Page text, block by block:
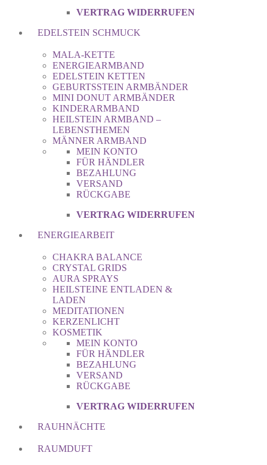
VERTRAG WIDERRUFEN
EDELSTEIN SCHMUCK
MALA-KETTE
ENERGIEARMBAND
EDELSTEIN KETTEN
GEBURTSSTEIN ARMBÄNDER
MINI DONUT ARMBÄNDER
KINDERARMBAND
HEILSTEIN ARMBAND –
LEBENSTHEMEN
MÄNNER ARMBAND
MEIN KONTO
FÜR HÄNDLER
BEZAHLUNG
VERSAND
RÜCKGABE
VERTRAG WIDERRUFEN
ENERGIEARBEIT
CHAKRA BALANCE
CRYSTAL GRIDS
AURA SPRAYS
HEILSTEINE ENTLADEN &
LADEN
MEDITATIONEN
KERZENLICHT
KOSMETIK
MEIN KONTO
FÜR HÄNDLER
BEZAHLUNG
VERSAND
RÜCKGABE
VERTRAG WIDERRUFEN
RAUHNÄCHTE
RAUMDUFT